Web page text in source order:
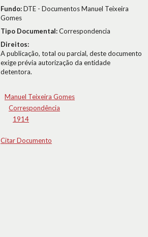
Fundo:DTE - Documentos Manuel Teixeira
Gomes
Tipo Documental:Correspondencia
Direitos:
A publicação, total ou parcial, deste documento
exige prévia autorização da entidade
detentora.
Manuel Teixeira Gomes
Correspondência
1914
Citar Documento